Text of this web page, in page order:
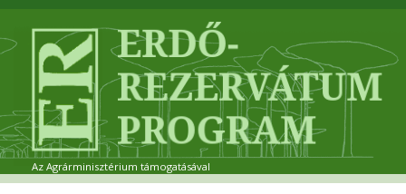
Az Agrárminisztérium támogatásával